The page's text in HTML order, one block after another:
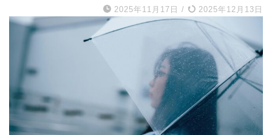
2025年11月17日 / 2025年12月13日